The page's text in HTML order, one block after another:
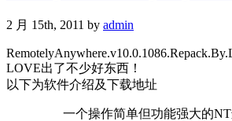
2 月 15th, 2011 by admin
LOVE出了不少好东西！
以下为软件介绍及下载地址
一个操作简单但功能强大的NT远